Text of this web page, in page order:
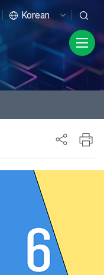
메뉴